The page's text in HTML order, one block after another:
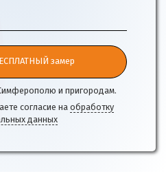
замер
и пригородам.
согласие на обработку
данных